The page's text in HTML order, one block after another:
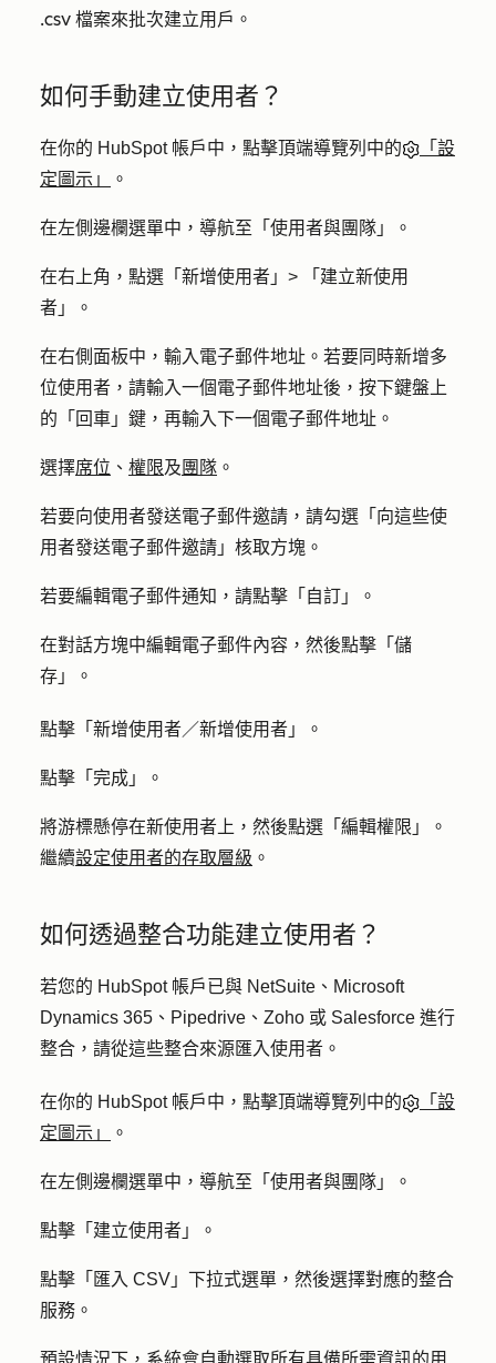
.csv 檔案來批次建立用戶。
如何手動建立使用者？
在你的 HubSpot 帳戶中，點擊頂端導覽列中的
「設
定圖示」
。
在左側邊欄選單中，導航至「 使用者與團隊 」。
在右上角，點選「 新增使用者」> 「 建立新使用
者」。
在右側面板中，輸入電子郵件地址。若要同時新增多
位使用者，請輸入一個電子郵件地址後，按下鍵盤上
的「回車」鍵，再輸入下一個電子郵件地址。
選擇席位 、 權限及 團隊 。
若要向使用者發送電子郵件邀請，請勾選「 向這些使
用者發送電子郵件邀請 」核取方塊。
若要編輯電子郵件通知，請點擊「 自訂 」。
在對話方塊中編輯電子郵件內容，然後點擊「 儲
存 」。
點擊「 新增使用者／新增使用者 」。
點擊「 完成 」。
將游標懸停在新使用者上，然後點選「 編輯權限 」。
繼續設定使用者的存取層級 。
如何透過整合功能建立使用者？
若您的 HubSpot 帳戶已與 NetSuite、Microsoft
Dynamics 365、Pipedrive、Zoho 或 Salesforce 進行
整合，請從這些整合來源匯入使用者。
在你的 HubSpot 帳戶中，點擊頂端導覽列中的
「設
定圖示」
。
在左側邊欄選單中，導航至「 使用者與團隊 」。
點擊「 建立使用者 」。
點擊「匯入 CSV」下拉式選單，然後選擇對應的整合
服務 。
預設情況下，系統會自動選取所有具備所需資訊的用